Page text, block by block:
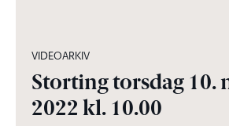
VIDEOARKIV
Storting torsdag 10.
2022 kl. 10.00